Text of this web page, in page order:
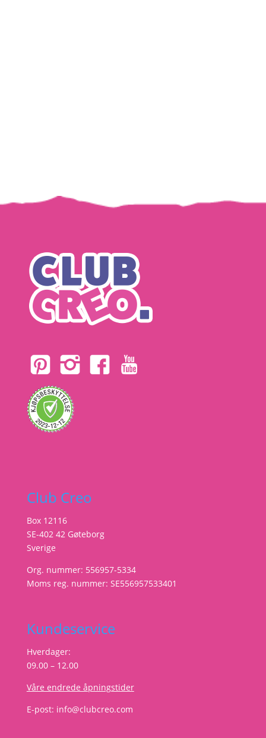
Club Creo
Box 12116
SE-402 42 Gøteborg
Sverige
Org. nummer: 556957-5334
Moms reg. nummer: SE556957533401
Kundeservice
Hverdager:
09.00 – 12.00
Våre endrede åpningstider
E-post: info@clubcreo.com